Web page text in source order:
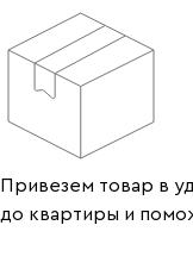
Привезем товар в
до квартиры и